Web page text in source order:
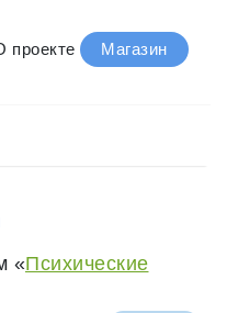
проекте Магазин
«Психические